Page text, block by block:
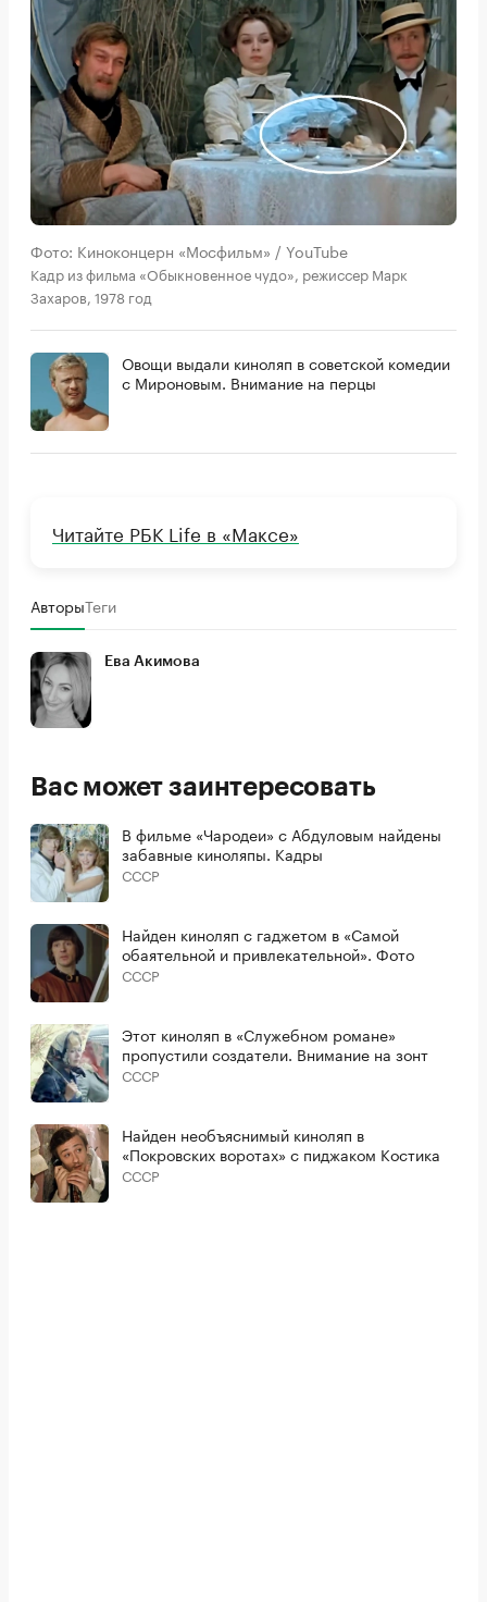
Фото: Киноконцерн «Мосфильм» / YouTube
Кадр из фильма «Обыкновенное чудо», режиссер Марк
Захаров, 1978 год
Овощи выдали киноляп в советской комедии
с Мироновым. Внимание на перцы
Читайте РБК Life в «Максе»
АвторыТеги
Ева Акимова
Вас может заинтересовать
В фильме «Чародеи» с Абдуловым найдены
забавные киноляпы. Кадры
СССР
Найден киноляп с гаджетом в «Самой
обаятельной и привлекательной». Фото
СССР
Этот киноляп в «Служебном романе»
пропустили создатели. Внимание на зонт
СССР
Найден необъяснимый киноляп в
«Покровских воротах» с пиджаком Костика
СССР